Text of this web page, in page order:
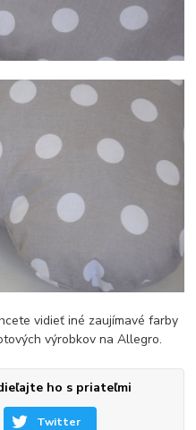
vidieť iné zaujímavé farby
výrobkov na Allegro.
ho s priateľmi
Twitter